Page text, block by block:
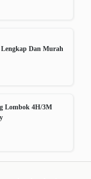
Dan Murah
Lombok 4H/3M